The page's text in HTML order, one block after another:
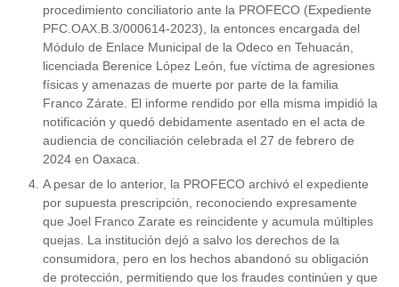
procedimiento conciliatorio ante la PROFECO (Expediente
PFC.OAX.B.3/000614-2023), la entonces encargada del
Módulo de Enlace Municipal de la Odeco en Tehuacán,
licenciada Berenice López León, fue víctima de agresiones
físicas y amenazas de muerte por parte de la familia
Franco Zárate. El informe rendido por ella misma impidió la
notificación y quedó debidamente asentado en el acta de
audiencia de conciliación celebrada el 27 de febrero de
2024 en Oaxaca.
A pesar de lo anterior, la PROFECO archivó el expediente
por supuesta prescripción, reconociendo expresamente
que Joel Franco Zarate es reincidente y acumula múltiples
quejas. La institución dejó a salvo los derechos de la
consumidora, pero en los hechos abandonó su obligación
de protección, permitiendo que los fraudes continúen y que